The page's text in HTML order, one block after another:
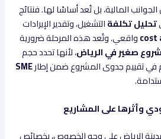
المالية، بل تُعد أساسًا لها. فنتائج
تحليل تكلفةالتشغيل، وتقدير الإيرادات
costواقعي. وتُعد هذه المرحلة ضرورية
صغير في الرياض، لأنها تحدد حجم
في تقييم جدوى المشروع ضمن إطارSME
وأثرها على المشاريع
الرياض على وجه الخصوص، بخصائص